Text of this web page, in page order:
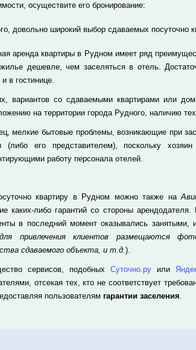
осуществите его бронирование:
довольно широкий выбор сдаваемых посуточно
аренда квартиры в Рудном имеет ряд
дешевле, чем заселяться в отель.
и в гостинице.
вариантов со сдаваемыми квартирами или
на территории города Рудного, наличию
мелкие бытовые проблемы, возникающие при
(либо его представителем), поскольку
работу персонала отелей.
квартиру в Рудном можно также на
каких-либо гарантий со стороны
в последний момент оказывались занятыми,
привлечения клиентов размещаются
сдаваемого объекта, и т.д.).
сервисов, подобных Суточно.ру или
отсекая тех, кто не соответствует
пользователям гарантии заселения.